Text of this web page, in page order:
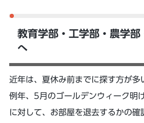
教育学部・工学部・農学部
へ
近年は、夏休み前までに探す方が多
例年、5月のゴールデンウィーク明
に対して、お部屋を退去するかの確